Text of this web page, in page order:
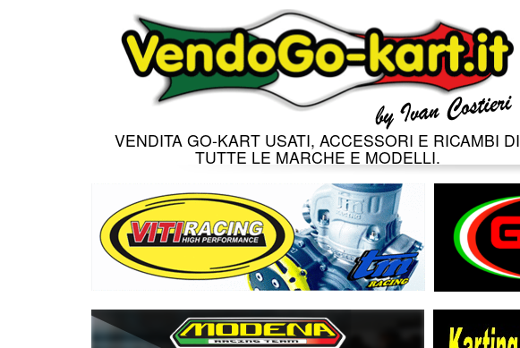
VENDITA GO-KART USATI, ACCESSORI E RICAMBI DI
TUTTE LE MARCHE E MODELLI.